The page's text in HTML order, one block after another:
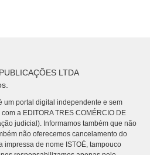
LTDA
um portal digital independente e sem
a EDITORA TRES COMÉRCIO DE
judicial). Informamos também que não
não oferecemos cancelamento do
impressa de nome ISTOÉ, tampouco